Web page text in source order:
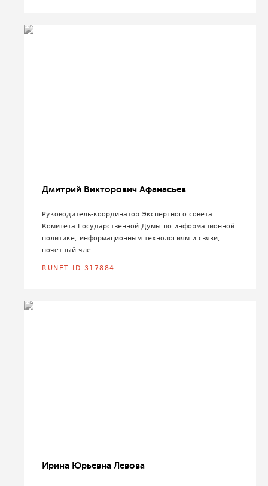
Дмитрий Викторович Афанасьев
Руководитель-координатор Экспертного совета
Комитета Государственной Думы по информационной
политике, информационным технологиям и связи,
почетный чле...
RUNET ID 317884
Ирина Юрьевна Левова